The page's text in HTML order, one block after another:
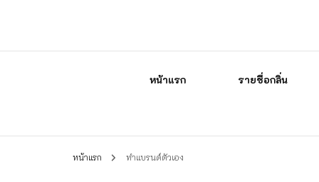
หน้าแรก รายชื่อกลิ่น
หน้าแรก ทำแบรนด์ตัวเอง